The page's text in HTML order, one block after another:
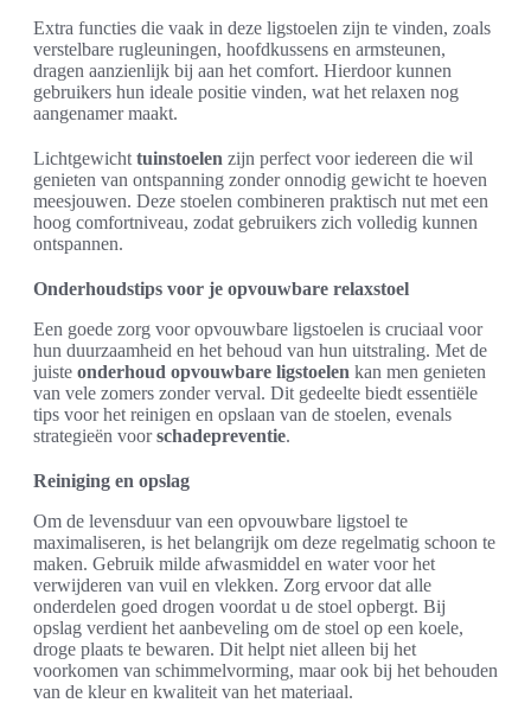
Extra functies die vaak in deze ligstoelen zijn te vinden, zoals
verstelbare rugleuningen, hoofdkussens en armsteunen,
dragen aanzienlijk bij aan het comfort. Hierdoor kunnen
gebruikers hun ideale positie vinden, wat het relaxen nog
aangenamer maakt.
Lichtgewicht tuinstoelen zijn perfect voor iedereen die wil
genieten van ontspanning zonder onnodig gewicht te hoeven
meesjouwen. Deze stoelen combineren praktisch nut met een
hoog comfortniveau, zodat gebruikers zich volledig kunnen
ontspannen.
Onderhoudstips voor je opvouwbare relaxstoel
Een goede zorg voor opvouwbare ligstoelen is cruciaal voor
hun duurzaamheid en het behoud van hun uitstraling. Met de
juiste onderhoud opvouwbare ligstoelen kan men genieten
van vele zomers zonder verval. Dit gedeelte biedt essentiële
tips voor het reinigen en opslaan van de stoelen, evenals
strategieën voorschadepreventie.
Reiniging en opslag
Om de levensduur van een opvouwbare ligstoel te
maximaliseren, is het belangrijk om deze regelmatig schoon te
maken. Gebruik milde afwasmiddel en water voor het
verwijderen van vuil en vlekken. Zorg ervoor dat alle
onderdelen goed drogen voordat u de stoel opbergt. Bij
opslag verdient het aanbeveling om de stoel op een koele,
droge plaats te bewaren. Dit helpt niet alleen bij het
voorkomen van schimmelvorming, maar ook bij het behouden
van de kleur en kwaliteit van het materiaal.